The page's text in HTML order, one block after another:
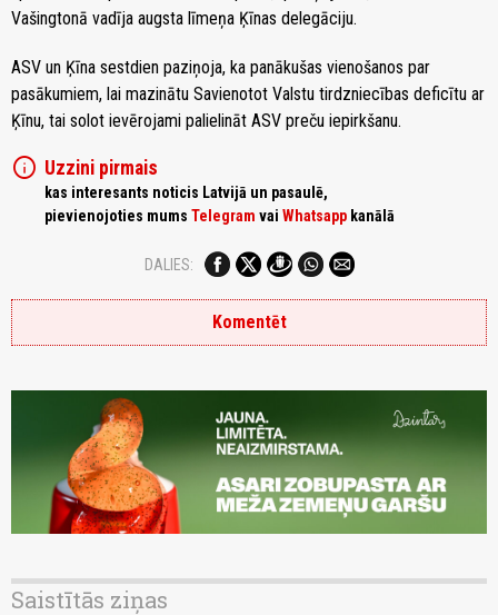
Vašingtonā vadīja augsta līmeņa Ķīnas delegāciju.
ASV un Ķīna sestdien paziņoja, ka panākušas vienošanos par
pasākumiem, lai mazinātu Savienotot Valstu tirdzniecības deficītu ar
Ķīnu, tai solot ievērojami palielināt ASV preču iepirkšanu.
info Uzzini pirmais
kas interesants noticis Latvijā un pasaulē,
pievienojoties mums Telegram vai Whatsapp kanālā
DALIES:
Komentēt
Saistītās ziņas